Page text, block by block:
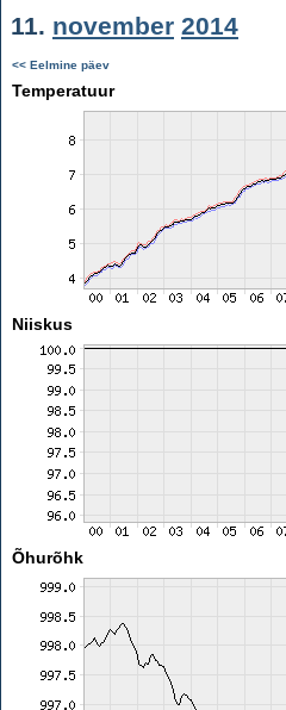
11. november 2014
<< Eelmine päev
Temperatuur
Niiskus
Õhurõhk